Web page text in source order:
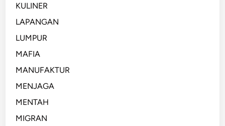
KULINER
LAPANGAN
LUMPUR
MAFIA
MANUFAKTUR
MENJAGA
MENTAH
MIGRAN